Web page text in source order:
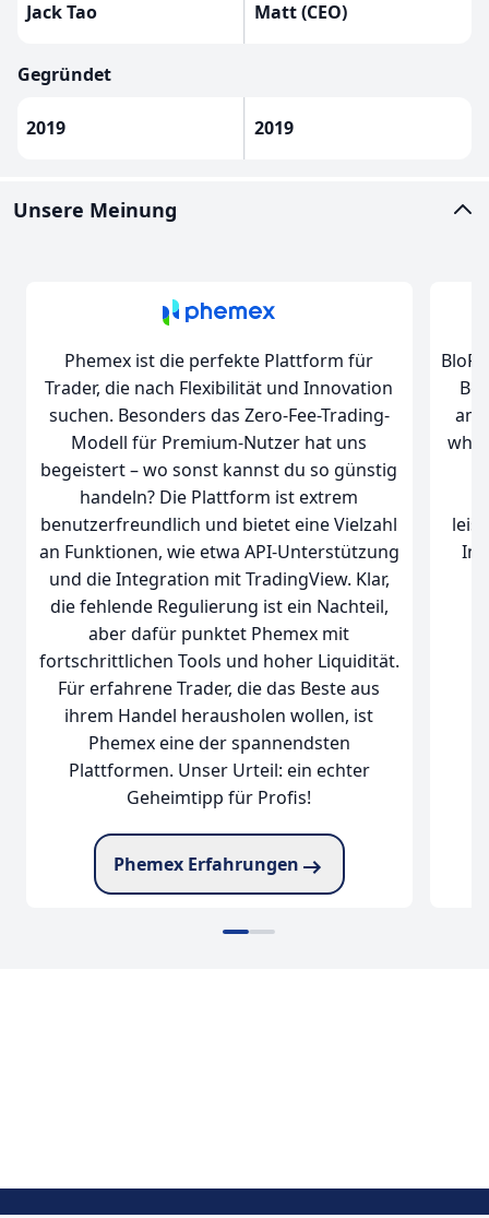
Jack Tao Matt (CEO)
Gegründet
2019 2019
Unsere Meinung
Phemex ist die perfekte Plattform für
Trader, die nach Flexibilität und Innovation
suchen. Besonders das Zero-Fee-Trading-
Modell für Premium-Nutzer hat uns
begeistert – wo sonst kannst du so günstig
handeln? Die Plattform ist extrem
benutzerfreundlich und bietet eine Vielzahl
an Funktionen, wie etwa API-Unterstützung
und die Integration mit TradingView. Klar,
die fehlende Regulierung ist ein Nachteil,
aber dafür punktet Phemex mit
fortschrittlichen Tools und hoher Liquidität.
Für erfahrene Trader, die das Beste aus
ihrem Handel herausholen wollen, ist
Phemex eine der spannendsten
Plattformen. Unser Urteil: ein echter
Geheimtipp für Profis!
Phemex Erfahrungen